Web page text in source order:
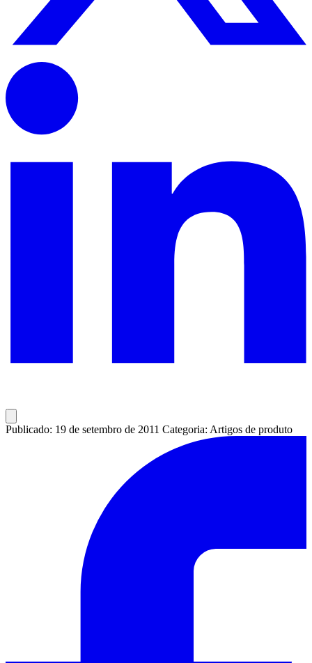
Publicado: 19 de setembro de 2011 Categoria: Artigos de produto